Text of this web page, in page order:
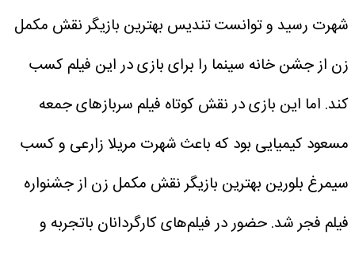
شهرت رسید و توانست تندیس بهترین بازیگر نقش مکمل
زن از جشن خانه سینما را برای بازی در این فیلم کسب
کند. اما این بازی در نقش کوتاه فیلم سرباز‌های جمعه
مسعود کیمیایی بود که باعث شهرت مریلا زارعی و کسب
سیمرغ بلورین بهترین بازیگر نقش مکمل زن از جشنواره
فیلم فجر شد. حضور در فیلم‌های کارگردانان باتجربه و